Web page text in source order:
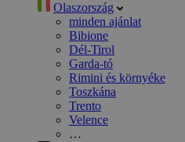
Olaszország
minden ajánlat
Bibione
Dél-Tirol
Garda-tó
Rimini és környéke
Toszkána
Trento
Velence
…